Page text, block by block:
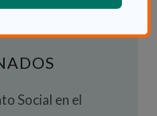
Social en el